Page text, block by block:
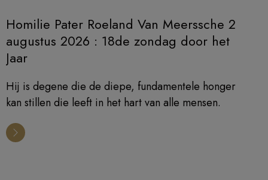
Homilie Pater Roeland Van Meerssche 2
augustus 2026 : 18de zondag door het
Jaar
Hij is degene die de diepe, fundamentele honger
kan stillen die leeft in het hart van alle mensen.